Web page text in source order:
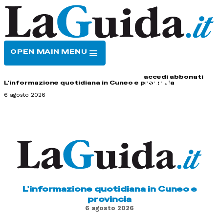
OPEN MAIN MENU
accedi abbonati
L'informazione quotidiana in Cuneo e provincia
6 agosto 2026
L'informazione quotidiana in Cuneo e
provincia
6 agosto 2026